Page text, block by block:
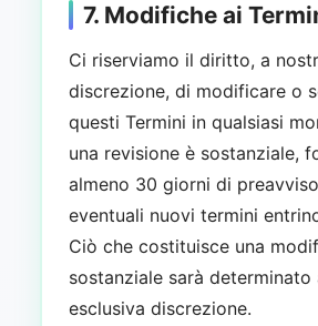
7. Modifiche ai
Ci riserviamo il diritto, a
discrezione, di modificare o
questi Termini in qualsiasi
una revisione è sostanziale,
almeno 30 giorni di
eventuali nuovi termini
Ciò che costituisce una
sostanziale sarà determinato
esclusiva discrezione.